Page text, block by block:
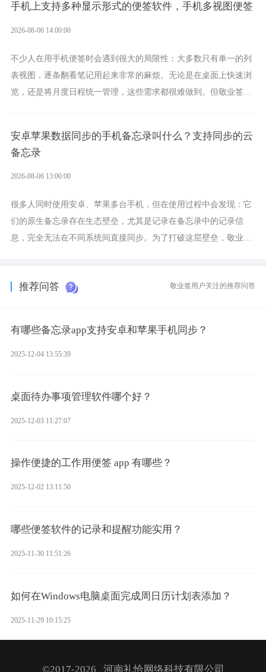
手机上支持多种显示形式的便签软件，手机多视图便签
2026-08-06 14:00:00
不少人在用手机便签时会遇到很大的局限性：大多数只有单一的列
表视图，逐条翻看笔记用起来非常的麻烦。无论是在桌面上快速浏
览，还是将月度日程统一管理，这些需求都很难做到。但敬业签作
安卓苹果数据同步的手机备忘录叫什么？支持同步的云
备忘录
2026-08-06 13:00:00
很多人同时使用安卓、苹果多台手机，但在使用过程中会发现：它
们的原生备忘录存在生态壁垒，尤其是记录在备忘录中的记录信
息，完全无法在不同系统间直接同步。为了打破这层壁垒，敬业签
推荐问答 敬业签用户关注的推荐问答
有哪些备忘录app支持安卓和苹果手机同步？
2025-12-04 13:55:39
桌面待办事项管理软件哪个好？
2025-12-03 11:27:07
操作便捷的工作用便签 app 有哪些？
2025-12-02 13:11:50
哪些便签软件的记录和提醒功能实用？
2025-11-30 11:51:26
如何在Windows电脑桌面完成周日历计划表添加？
2025-11-29 10:15:25
©2017-2026 河南礼恰网络科技有限公司